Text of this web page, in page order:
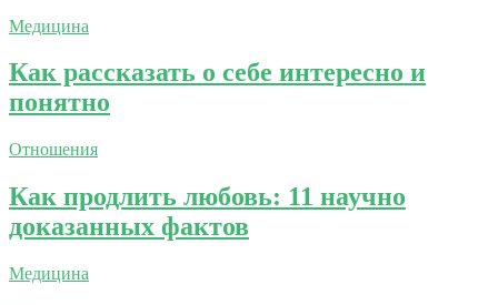
Медицина
Как рассказать о себе интересно и
понятно
Отношения
Как продлить любовь: 11 научно
доказанных фактов
Медицина